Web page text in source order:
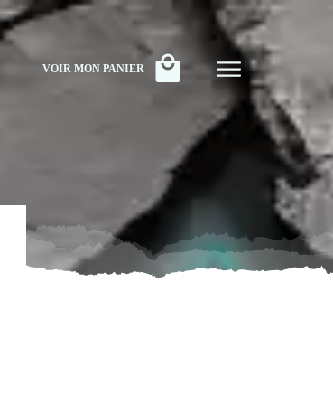
VOIR MON PANIER